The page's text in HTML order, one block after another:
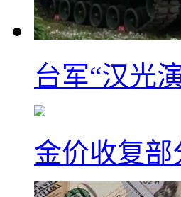
台军“汉光
金价收复部